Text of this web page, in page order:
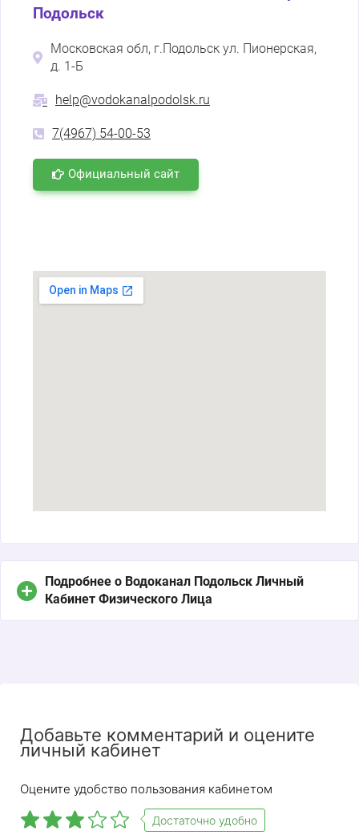
Подольск
Московская обл, г.Подольск ул. Пионерская,
д. 1-Б
help@vodokanalpodolsk.ru
7(4967) 54-00-53
Официальный сайт
Подробнее о Водоканал Подольск Личный
Кабинет Физического Лица
Добавьте комментарий и оцените
личный кабинет
Оцените удобство пользования кабинетом
Достаточно удобно